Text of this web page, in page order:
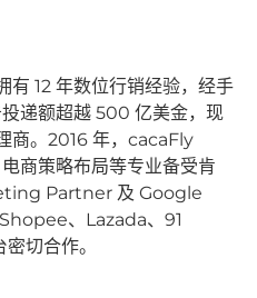
12 年数位⾏销经验，经⼿
递额超越 500 亿美⾦，现
商。2016 年，cacaFly
商策略布局等专业备受肯
Partner 及 Google
、Lazada、91
切合作。